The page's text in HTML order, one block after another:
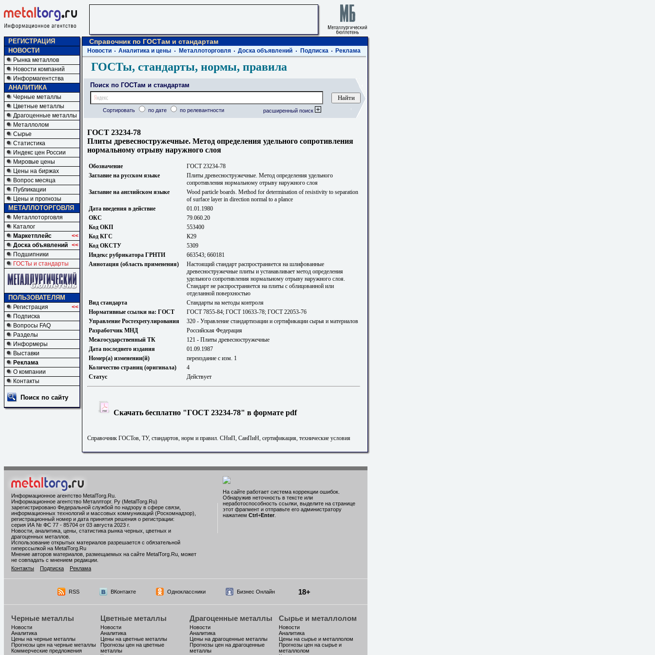
РЕГИСТРАЦИЯ
НОВОСТИ
Рынка металлов
Новости компаний
Информагентства
АНАЛИТИКА
Черные металлы
Цветные металлы
Драгоценные металлы
Металлолом
Сырье
Статистика
Индекс цен России
Мировые цены
Цены на биржах
Вопрос месяца
Публикации
Цены и прогнозы
МЕТАЛЛОТОРГОВЛЯ
Металлоторговля
Каталог
Маркетплейс
<<
Доска объявлений <<
Подшипники
ГОСТы и стандарты
ПОЛЬЗОВАТЕЛЯМ
Регистрация
<<
Подписка
Вопросы FAQ
Разделы
Информеры
Выставки
Реклама
О компании
Контакты
Поиск по сайту
Справочник по ГОСТам и стандартам
Новости Аналитика и цены Металлоторговля Доска объявлений Подписка Реклама
ГОСТы, стандарты, нормы, правила
Поиск по ГОСТам и стандартам
Сортировать по дате по релевантности расширенный поиск
ГОСТ 23234-78
Плиты древесностружечные. Метод определения удельного сопротивления
нормальному отрыву наружного слоя
Обозначение
ГОСТ 23234-78
Заглавие на русском языке
Плиты древесностружечные. Метод определения удельного
сопротивления нормальному отрыву наружного слоя
Заглавие на английском языке
Wood particle boards. Method for determination of resistivity to separation
of surface layer in direction normal to a plance
Дата введения в действие
01.01.1980
ОКС
79.060.20
Код ОКП
553400
Код КГС
К29
Код ОКСТУ
5309
Индекс рубрикатора ГРНТИ
663543; 660181
Аннотация (область применения)
Настоящий стандарт распространяется на шлифованные
древесностружечные плиты и устанавливает метод определения
удельного сопротивления нормальному отрыву наружного слоя.
Стандарт не распространяется на плиты с облицованной или
отделанной поверхностью
Вид стандарта
Стандарты на методы контроля
Нормативные ссылки на: ГОСТ
ГОСТ 7855-84; ГОСТ 10633-78; ГОСТ 22053-76
Управление Ростехрегулирования
320 - Управление стандартизации и сертификации сырья и материалов
Разработчик МНД
Российская Федерация
Межгосударственный ТК
121 - Плиты древесностружечные
Дата последнего издания
01.09.1987
Номер(а) изменении(й)
переиздание с изм. 1
Количество страниц (оригинала)
4
Статус
Действует
Скачать бесплатно "ГОСТ 23234-78" в формате pdf
Справочник ГОСТов, ТУ, стандартов, норм и правил. СНиП, СанПиН, сертификация, технические условия
Информационное агентство MetalTorg.Ru
Информационное агентство Металлторг. Ру (MetalTorg.Ru)
зарегистрировано Федеральной службой по надзору в сфере связи,
информационных технологий и массовых коммуникаций (Роскомнадзор),
регистрационный номер и дата принятия решения о регистрации:
серия ИА № ФС 77 - 85704 от 03 августа 2023 г.
Новости, аналитика, цены, статистика рынка черных, цветных и
драгоценных металлов.
Использование открытых материалов разрешается с обязательной
гиперссылкой на MetalTorg.Ru
Мнение авторов материалов, размещаемых на сайте MetalTorg.Ru, может
не совпадать с мнением редакции.
Контакты
Подписка Реклама
На сайте работает система коррекции ошибок.
Обнаружив неточность в тексте или
неработоспособность ссылки, выделите на странице
этот фрагмент и отправьте его администратору
нажатием Ctrl+Enter
RSS ВКонтакте Одноклассники Бизнес Онлайн 18+
Черные металлы
Новости
Аналитика
Цены на черные металлы
Прогнозы цен на черные металлы
Коммерческие предложения
Цветные металлы
Новости
Аналитика
Цены на цветные металлы
Прогнозы цен на цветные
металлы
Драгоценные металлы
Новости
Аналитика
Цены на драгоценные металлы
Прогнозы цен на драгоценные
металлы
Сырье и металлолом
Новости
Аналитика
Цены на сырье и металлолом
Прогнозы цен на сырье и
металлолом